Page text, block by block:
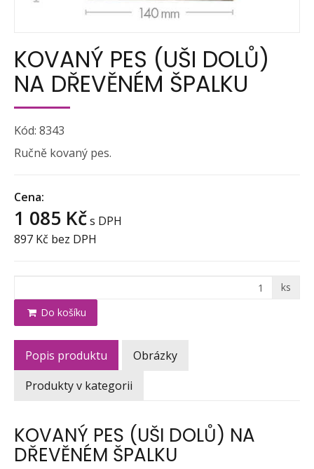
KOVANÝ PES (UŠI DOLŮ)
NA DŘEVĚNÉM ŠPALKU
Kód: 8343
Ručně kovaný pes.
Cena:
1 085 Kčs DPH
897 Kč bez DPH
ks
Do košíku
Popis produktu
Obrázky
Produkty v kategorii
KOVANÝ PES (UŠI DOLŮ) NA
DŘEVĚNÉM ŠPALKU